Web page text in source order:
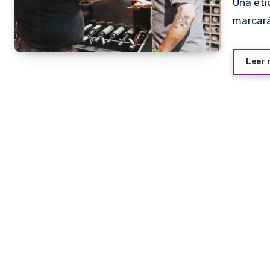
Una etiqueta de la prestigiosa bodega chilena Lapostolle
Leer